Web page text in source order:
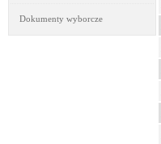
Dokumenty wyborcze